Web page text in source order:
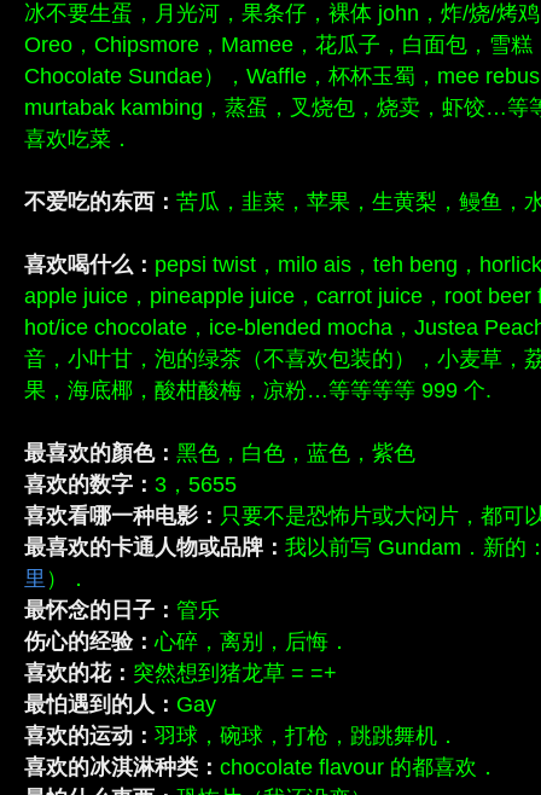
冰不要生蛋，月光河，果条仔，裸体 john，炸/烧/烤
Oreo，Chipsmore，Mamee，花瓜子，白面包，雪
Chocolate Sundae），Waffle，杯杯玉蜀，mee
murtabak kambing，蒸蛋，叉烧包，烧卖，虾饺…等
喜欢吃菜．
不爱吃的东西： 苦瓜，韭菜，苹果，生黄梨，鳗鱼，
喜欢喝什么： pepsi twist，milo ais，teh beng，
apple juice，pineapple juice，carrot juice，root beer
hot/ice chocolate，ice-blended mocha，Justea
音，小叶甘，泡的绿茶（不喜欢包装的），小麦草，
果，海底椰，酸柑酸梅，凉粉…等等等等 999 个.
最喜欢的顏色： 黑色，白色，蓝色，紫色
喜欢的数字： 3，5655
喜欢看哪一种电影： 只要不是恐怖片或大闷片，都可
最喜欢的卡通人物或品牌： 我以前写 Gundam．新的
里 ）．
最怀念的日子： 管乐
伤心的经验：心碎，离别，后悔．
喜欢的花： 突然想到猪龙草 = =+
最怕遇到的人： Gay
喜欢的运动： 羽球，碗球，打枪，跳跳舞机．
喜欢的冰淇淋种类： chocolate flavour 的都喜欢．